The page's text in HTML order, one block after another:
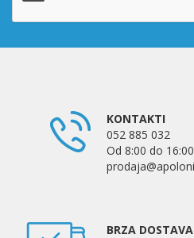
KONTAKTI
052 885 032
Od 8:00 do 16:00
BRZA DOSTAVA